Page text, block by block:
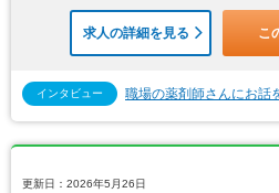
求人の詳細を見る こ
インタビュー 職場の薬剤師さんにお話
更新日：2026年5月26日